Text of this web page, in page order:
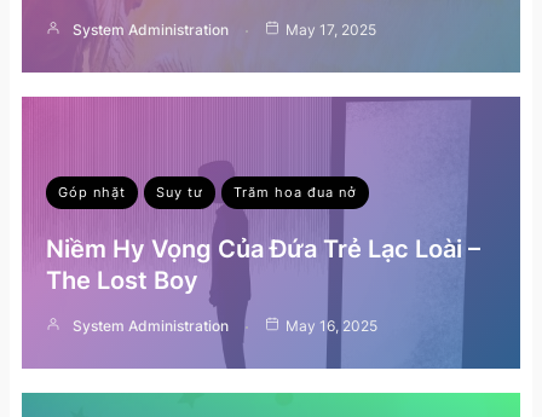
System Administration May 17, 2025
Góp nhặt Suy tư Trăm hoa đua nở
Niềm Hy Vọng Của Đứa Trẻ Lạc Loài –
The Lost Boy
System Administration May 16, 2025